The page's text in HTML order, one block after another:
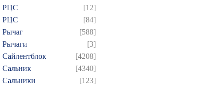
РЦC
[12]
РЦС
[84]
Рычаг
[588]
Рычаги
[3]
Сайлентблок
[4208]
Сальник
[4340]
Сальники
[123]